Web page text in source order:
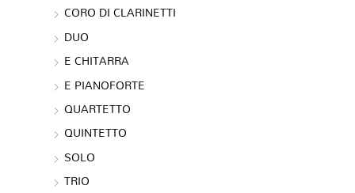
CORO DI CLARINETTI
DUO
E CHITARRA
E PIANOFORTE
QUARTETTO
QUINTETTO
SOLO
TRIO